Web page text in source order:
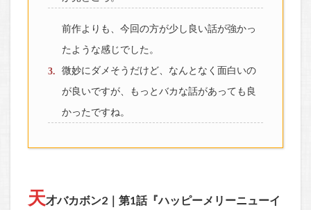
前作よりも、今回の方が少し良い話が強かっ
たような感じでした。
微妙にダメそうだけど、なんとなく面白いの
が良いですが、もっとバカな話があっても良
かったですね。
天才バカボン2｜第1話『ハッピーメリーニューイ